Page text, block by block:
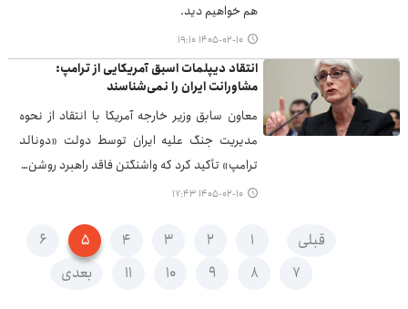
هم خواهیم دید.
۱۴۰۵-۰۲-۱۰ ۱۹:۱۰
انتقاد دیپلمات اسبق آمریکایی از ترامپ:
مشاورانت ایران را نمی‌شناسند
معاون سابق وزیر خارجه آمریکا با انتقاد از نحوه
مدیریت جنگ علیه ایران توسط دولت «دونالد
ترامپ» تأکید کرد که واشنگتن فاقد راهبرد روشن…
۱۴۰۵-۰۲-۱۰ ۱۷:۴۳
قبلی ۱ ۲ ۳ ۴ ۵
۶
۷
۸ ۹ ۱۰ ۱۱ بعدی